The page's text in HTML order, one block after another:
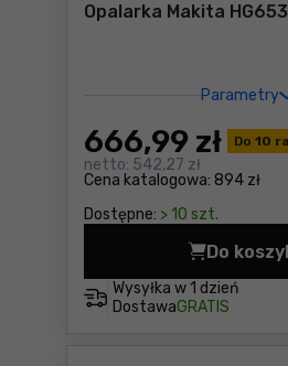
Opalarka Makita
Parametry
Do 10
Cena katalogowa: 894 zł
666,99 zł
netto: 542,27 zł
Dostępne: > 10 szt.
Wysyłka w 1 dzień
DostawaGRATIS
Do